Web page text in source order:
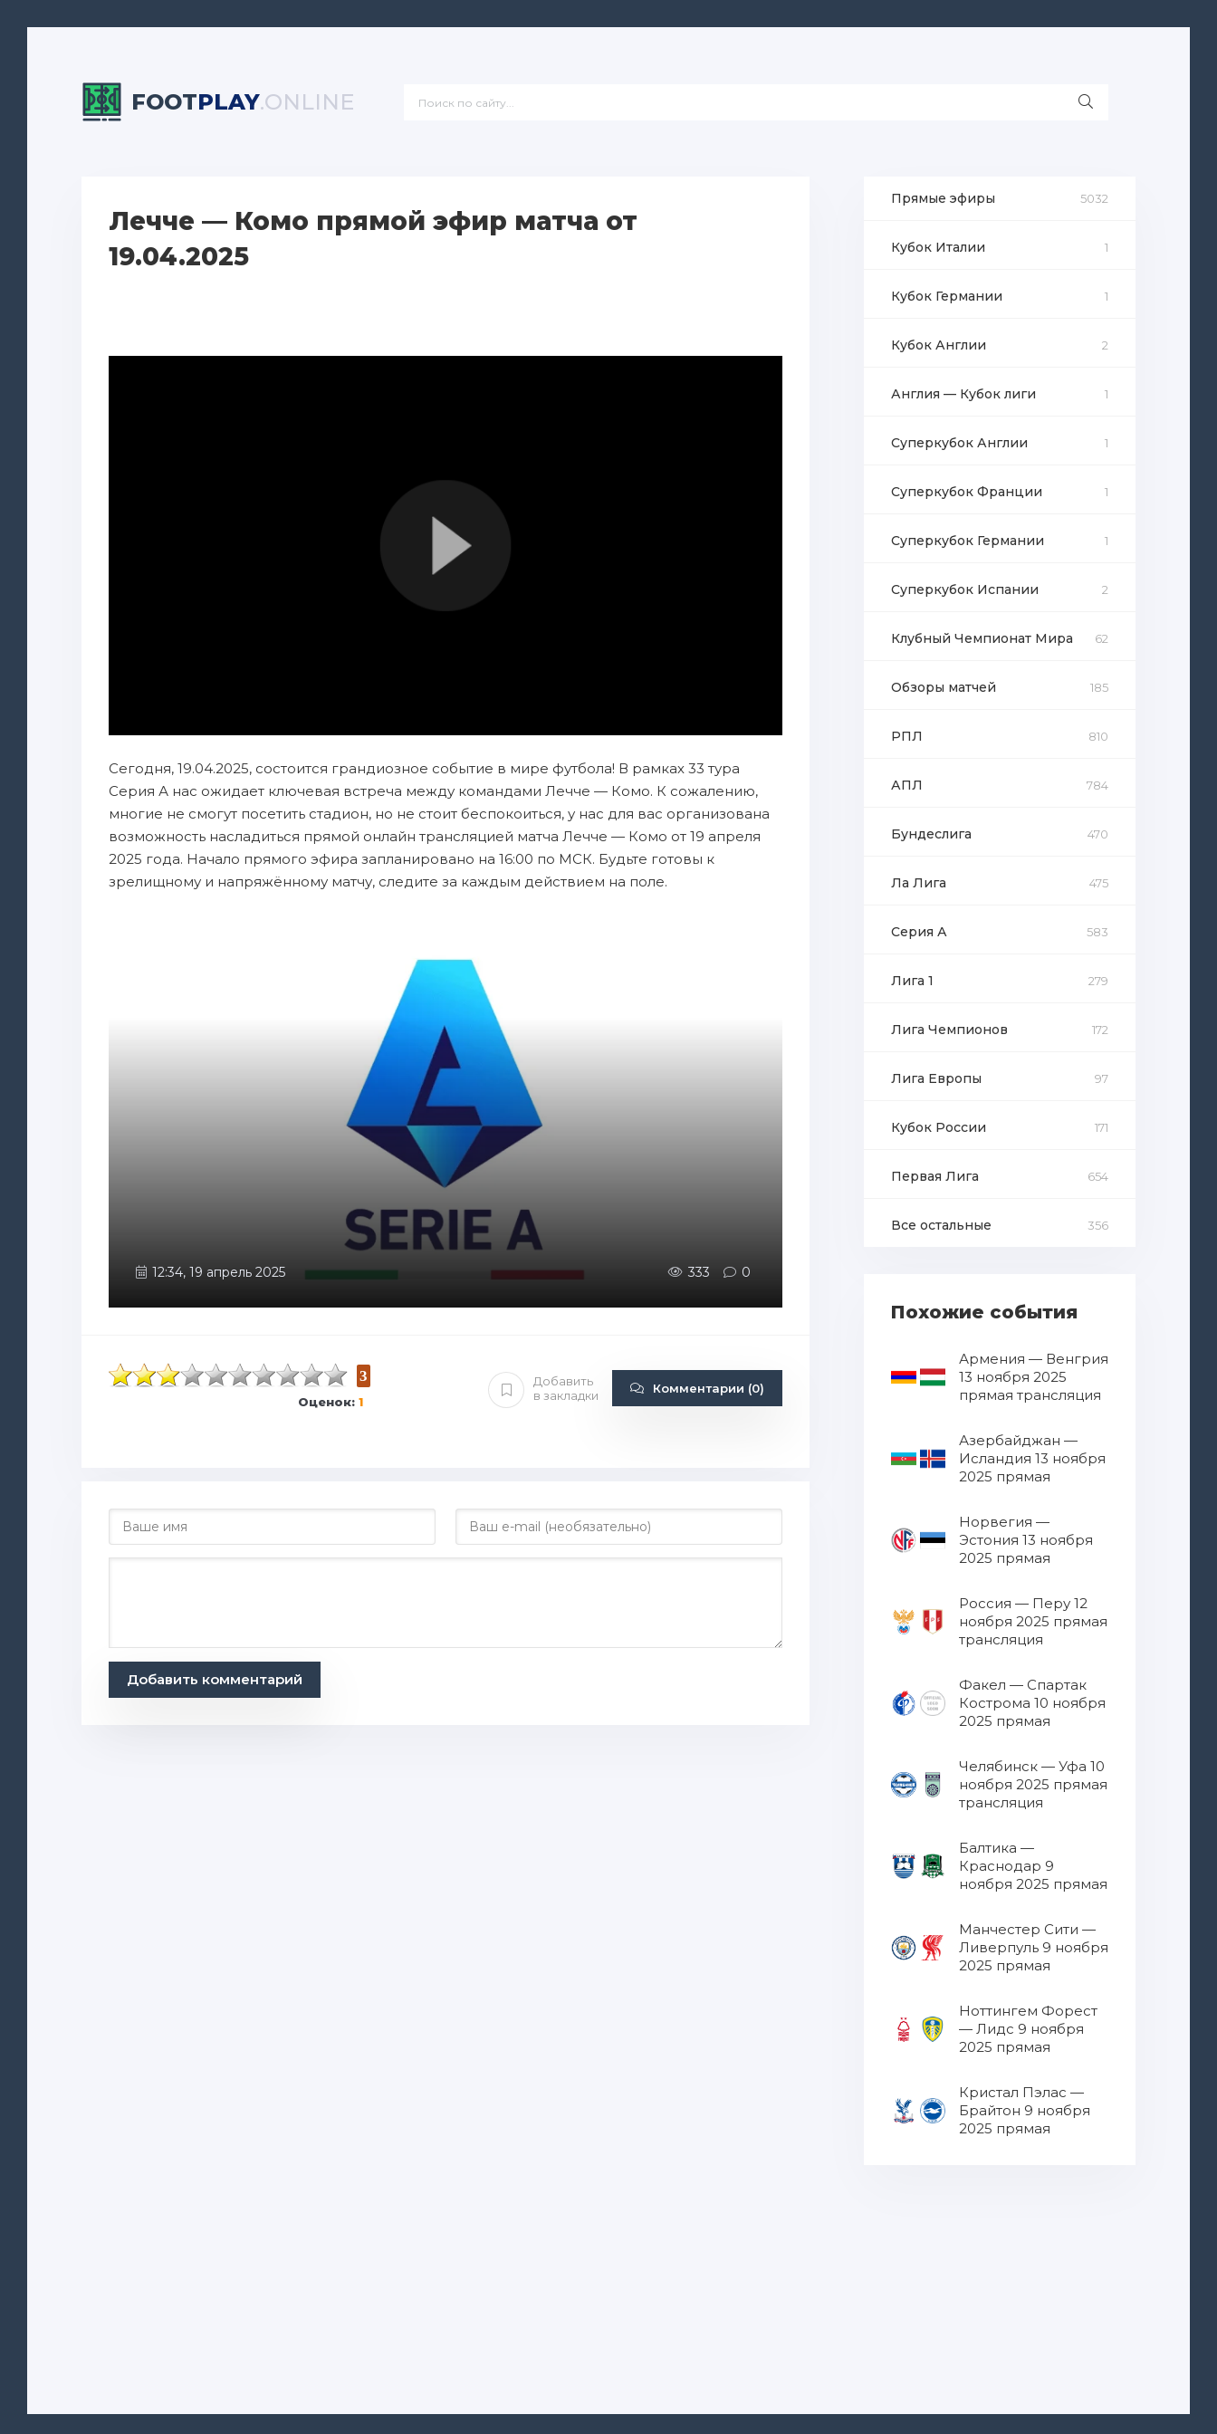
FOOTPLAY.ONLINE
Лечче — Комо прямой эфир матча от
19.04.2025
Сегодня, 19.04.2025, состоится грандиозное событие в мире футбола! В рамках 33 тура
Серия А нас ожидает ключевая встреча между командами Лечче — Комо. К сожалению,
многие не смогут посетить стадион, но не стоит беспокоиться, у нас для вас организована
возможность насладиться прямой онлайн трансляцией матча Лечче — Комо от 19 апреля
2025 года. Начало прямого эфира запланировано на 16:00 по МСК. Будьте готовы к
зрелищному и напряжённому матчу, следите за каждым действием на поле.
12:34, 19 апрель 2025 333 0
3
Оценок: 1
Добавить
в закладки
Комментарии (0)
Добавить комментарий
Прямые эфиры 5032
Кубок Италии 1
Кубок Германии 1
Кубок Англии 2
Англия — Кубок лиги 1
Суперкубок Англии 1
Суперкубок Франции 1
Суперкубок Германии 1
Суперкубок Испании 2
Клубный Чемпионат Мира 62
Обзоры матчей 185
РПЛ 810
АПЛ 784
Бундеслига 470
Ла Лига 475
Серия А 583
Лига 1 279
Лига Чемпионов 172
Лига Европы 97
Кубок России 171
Первая Лига 654
Все остальные 356
Похожие события
Армения — Венгрия
13 ноября 2025
прямая трансляция
Азербайджан —
Исландия 13 ноября
2025 прямая
Норвегия —
Эстония 13 ноября
2025 прямая
Россия — Перу 12
ноября 2025 прямая
трансляция
Факел — Спартак
Кострома 10 ноября
2025 прямая
Челябинск — Уфа 10
ноября 2025 прямая
трансляция
Балтика —
Краснодар 9
ноября 2025 прямая
Манчестер Сити —
Ливерпуль 9 ноября
2025 прямая
Ноттингем Форест
— Лидс 9 ноября
2025 прямая
Кристал Пэлас —
Брайтон 9 ноября
2025 прямая